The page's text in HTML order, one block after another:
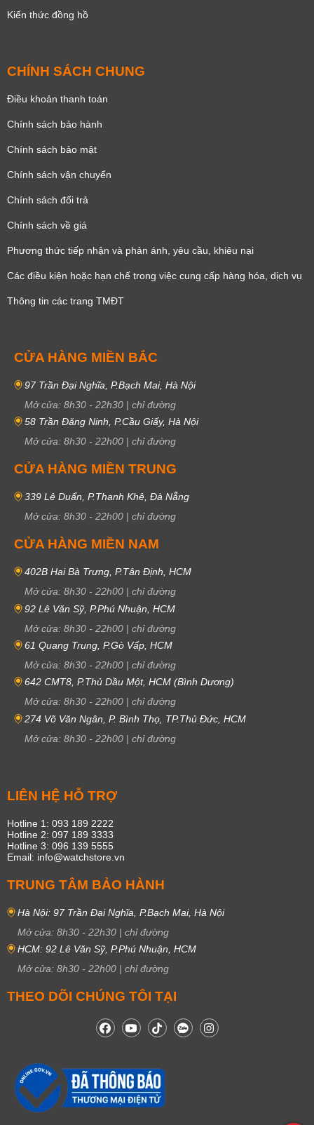
Kiến thức đồng hồ
CHÍNH SÁCH CHUNG
Điều khoản thanh toán
Chính sách bảo hành
Chính sách bảo mật
Chính sách vận chuyển
Chính sách đổi trả
Chính sách về giá
Phương thức tiếp nhận và phản ánh, yêu cầu, khiêu nại
Các điều kiện hoặc hạn chế trong việc cung cấp hàng hóa, dịch vụ
Thông tin các trang TMĐT
CỬA HÀNG MIỀN BẮC
97 Trần Đại Nghĩa, P.Bạch Mai, Hà Nội
Mở cửa: 8h30 - 22h30 | chỉ đường
58 Trần Đăng Ninh, P.Cầu Giấy, Hà Nội
Mở cửa: 8h30 - 22h00 | chỉ đường
CỬA HÀNG MIỀN TRUNG
339 Lê Duẩn, P.Thanh Khê, Đà Nẵng
Mở cửa: 8h30 - 22h00 | chỉ đường
CỬA HÀNG MIỀN NAM
402B Hai Bà Trưng, P.Tân Định, HCM
Mở cửa: 8h30 - 22h00 | chỉ đường
92 Lê Văn Sỹ, P.Phú Nhuận, HCM
Mở cửa: 8h30 - 22h00 | chỉ đường
61 Quang Trung, P.Gò Vấp, HCM
Mở cửa: 8h30 - 22h00 | chỉ đường
642 CMT8, P.Thủ Dầu Một, HCM (Bình Dương)
Mở cửa: 8h30 - 22h00 | chỉ đường
274 Võ Văn Ngân, P. Bình Thọ, TP.Thủ Đức, HCM
Mở cửa: 8h30 - 22h00 | chỉ đường
LIÊN HỆ HỖ TRỢ
Hotline 1: 093 189 2222
Hotline 2: 097 189 3333
Hotline 3: 096 139 5555
Email: info@watchstore.vn
TRUNG TÂM BẢO HÀNH
Hà Nội: 97 Trần Đại Nghĩa, P.Bạch Mai, Hà Nội
Mở cửa: 8h30 - 22h30 | chỉ đường
HCM: 92 Lê Văn Sỹ, P.Phú Nhuận, HCM
Mở cửa: 8h30 - 22h00 | chỉ đường
THEO DÕI CHÚNG TÔI TẠI